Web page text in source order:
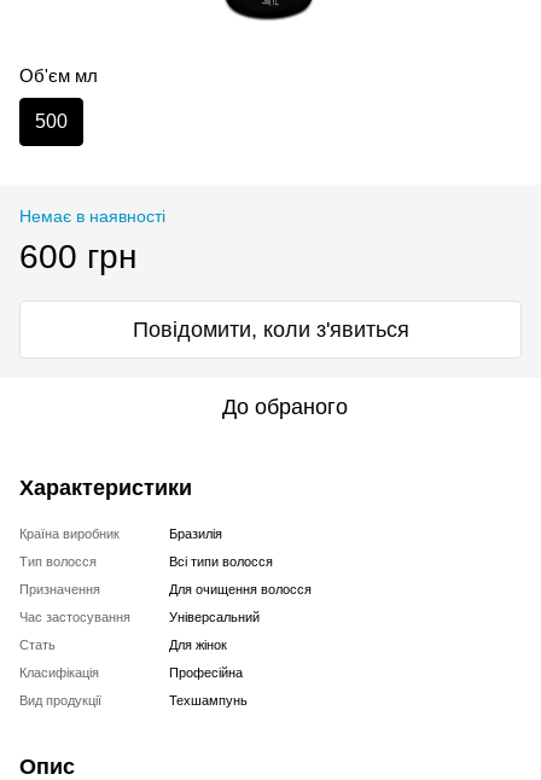
Об'єм мл
500
Немає в наявності
600 грн
Повідомити, коли з'явиться
До обраного
Характеристики
Країна виробник
Бразилія
Тип волосся
Всі типи волосся
Призначення
Для очищення волосся
Час застосування
Універсальний
Стать
Для жінок
Класифікація
Професійна
Вид продукції
Техшампунь
Опис